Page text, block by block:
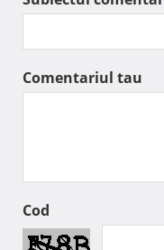
Comentariul tau
Cod